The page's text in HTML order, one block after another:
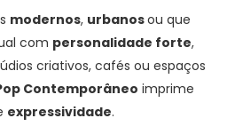
modernos, urbanosou que
com personalidade forte,
criativos, cafés ou espaços
Contemporâneo imprime
expressividade.